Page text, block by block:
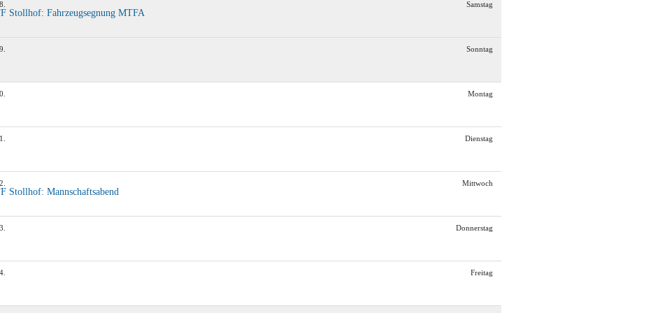
Samstag
Stollhof: Fahrzeugsegnung MTFA
Sonntag
Montag
Dienstag
Mittwoch
Stollhof: Mannschaftsabend
Donnerstag
Freitag